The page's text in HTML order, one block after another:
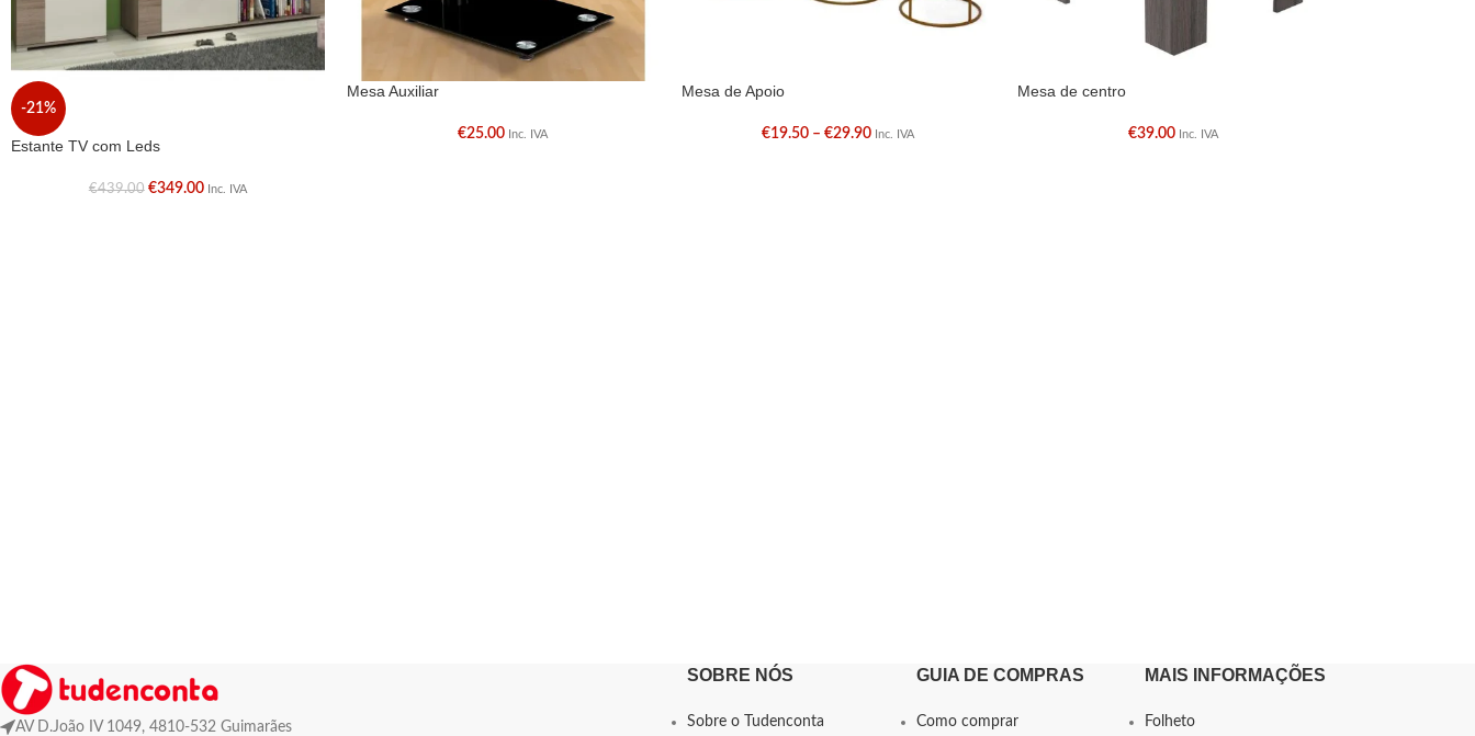
-21%
Estante TV com Leds
€439.00 €349.00 Inc. IVA
Mesa Auxiliar
€25.00 Inc. IVA
Mesa de Apoio
€19.50 – €29.90 Inc. IVA
Mesa de centro
€39.00 Inc. IVA
AV D.João IV 1049, 4810-532 Guimarães
SOBRE NÓS
Sobre o Tudenconta
GUIA DE COMPRAS
Como comprar
MAIS INFORMAÇÕES
Folheto